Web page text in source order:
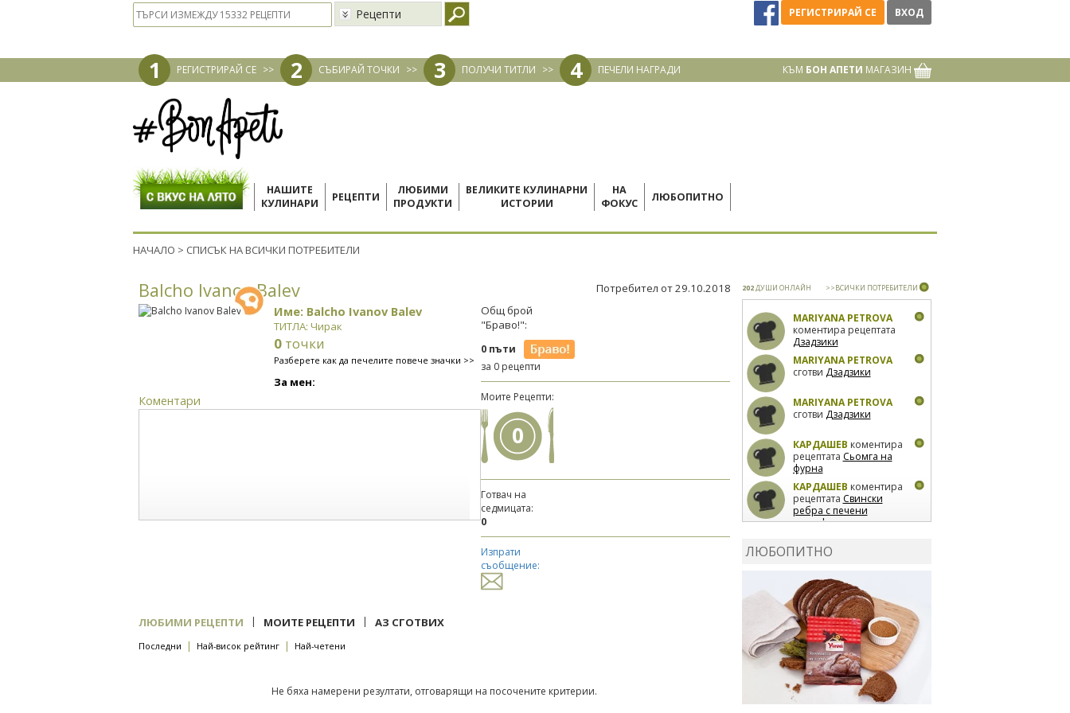
Рецепти РЕГИСТРИРАЙ СЕ ВХОД
1 РЕГИСТРИРАЙ СЕ >> 2 СЪБИРАЙ ТОЧКИ >> 3 ПОЛУЧИ ТИТЛИ >> 4 ПЕЧЕЛИ НАГРАДИ КЪМ БОН АПЕТИ МАГАЗИН
НАШИТЕ
КУЛИНАРИ
РЕЦЕПТИ
ЛЮБИМИ
ПРОДУКТИ
ВЕЛИКИТЕ КУЛИНАРНИ
ИСТОРИИ
НА
ФОКУС
ЛЮБОПИТНО
НАЧАЛО > СПИСЪК НА ВСИЧКИ ПОТРЕБИТЕЛИ
Balcho Ivanov Balev Потребител от 29.10.2018
Име: Balcho Ivanov Balev
ТИТЛА: Чирак
0 точки
Разберете как да печелите повече значки >>
За мен:
Коментари
Общ брой
"Браво!":
0 пъти
за 0 рецепти
Моите Рецепти:
0
Готвач на
седмицата:
0
Изпрати
съобщение:
ЛЮБИМИ РЕЦЕПТИ | МОИТЕ РЕЦЕПТИ | АЗ СГОТВИХ
Последни | Най-висок рейтинг | Най-четени
Не бяха намерени резултати, отговарящи на посочените критерии.
202ДУШИ ОНЛАЙН >>ВСИЧКИ ПОТРЕБИТЕЛИ
MARIYANA PETROVA
коментира рецептата
Дзадзики
MARIYANA PETROVA
сготви Дзадзики
MARIYANA PETROVA
сготви Дзадзики
КАРДАШЕВ коментира
рецептата Сьомга на
фурна
КАРДАШЕВ коментира
рецептата Свински
ребра с печени
картофи
лимон
коментира рецептата
Киноа със зеленчуци
ЛЮБОПИТНО